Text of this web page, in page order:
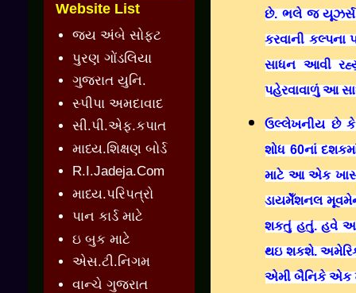
છે. ભલે જ યૂઝર્સ
કરવાની
સાધન આવી
પહેરવાવાળું આ
ઉલ્લેખનીય છે કે
શોધ 60નાં
માટે આ એક
ડાયમેઁશનલ
શકતું હતું. હવે આ
થઇ શકશે.
એમી બૈનિકે એક
Website List
જય અંબે સોફ્ટ
પુરણ ગોંડલિયા
ગુજરાત યુનિ.
સ્પીપા અમદાવાદ
સી.પી.એફ.કપાત
માધ્ય.શિક્ષણ બોર્ડ
R.I.Jadeja.Com
માધ્ય.પરિપત્રો
પાન કાર્ડ માટે
ઇ બુક માટે
એસ.ટી.નિગમ
વાન્ચે ગુજરાત